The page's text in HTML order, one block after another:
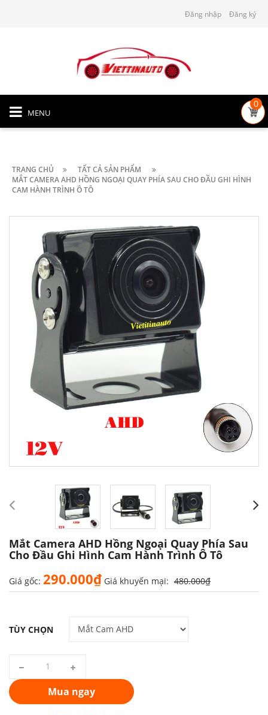
Đăng nhập Đăng ký
MENU
0
TRANG CHỦ
TẤT CẢ SẢN PHẨM
MẮT CAMERA AHD HỒNG NGOẠI QUAY PHÍA SAU CHO ĐẦU GHI HÌNH
CAM HÀNH TRÌNH Ô TÔ
Mắt Camera AHD Hồng Ngoại Quay Phía Sau
Cho Đầu Ghi Hình Cam Hành Trình Ô Tô
Giá gốc: 290.000₫ Giá khuyến mại: 480.000₫
TÙY CHỌN
Mua ngay